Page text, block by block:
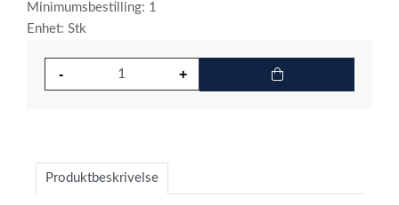
Minimumsbestilling: 1
Enhet: Stk
Produktbeskrivelse